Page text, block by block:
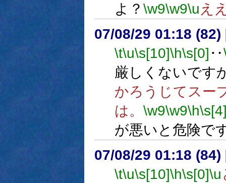
よ？ \w9\w9\u え
07/08/29 01:18 (82)
\t\u\s[10]\h\s[0] ‥
厳しくないです
かろうじてスー
は。 \w9\w9\h
が悪いと危険で
07/08/29 01:18 (84)
\t\u\s[10]\h\s[0]\u